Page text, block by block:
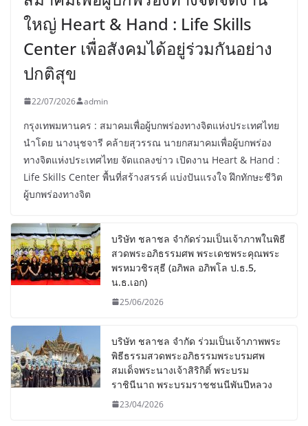
ใหญ่ Heart & Hand : Life Skills
Center เพื่อสังคมได้อยู่ร่วมกันอย่าง
ปกติสุข
22/07/2026 admin
กรุงเทพมหานคร : สมาคมเพื่อผู้บกพร่องทางจิตแห่งประเทศไทย
นำโดย นางนุชจารี คล้ายสุวรรณ นายกสมาคมเพื่อผู้บกพร่อง
ทางจิตแห่งประเทศไทย จัดแถลงข่าว เปิดงาน Heart & Hand :
Life Skills Center พื้นที่สร้างสรรค์ แบ่งปันแรงใจ ฝึกทักษะชีวิต
ผู้บกพร่องทางจิต
บริษัท ชลาชล จำกัดร่วมเป็นเจ้าภาพในพิธี
สวดพระอภิธรรมศพ พระเดชพระคุณพระ
พรหมวชิรสุธี (อภิพล อภิพโล ป.ธ.5,
น.ธ.เอก)
25/06/2026
บริษัท ชลาชล จำกัด ร่วมเป็นเจ้าภาพพระ
พิธีธรรมสวดพระอภิธรรมพระบรมศพ
สมเด็จพระนางเจ้าสิริกิติ์ พระบรม
ราชินีนาถ พระบรมราชชนนีพันปีหลวง
23/04/2026